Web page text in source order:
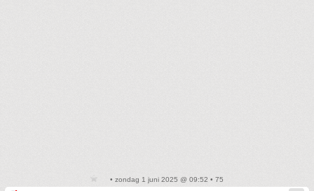
• zondag 1 juni 2025 @ 09:52 • 75